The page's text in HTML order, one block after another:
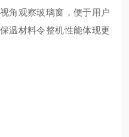
角观察玻璃窗，便于用户
温材料令整机性能体现更